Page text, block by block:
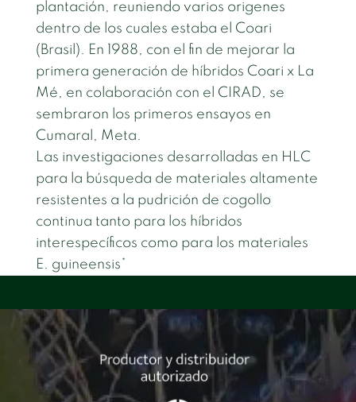
plantación, reuniendo varios origenes
dentro de los cuales estaba el Coari
(Brasil). En 1988, con el fin de mejorar la
primera generación de híbridos Coari x La
Mé, en colaboración con el CIRAD, se
sembraron los primeros ensayos en
Cumaral, Meta.
Las investigaciones desarrolladas en HLC
para la búsqueda de materiales altamente
resistentes a la pudrición de cogollo
continua tanto para los híbridos
interespecíficos como para los materiales
E. guineensis*